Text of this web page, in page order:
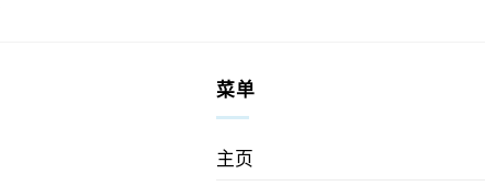
菜单
主页